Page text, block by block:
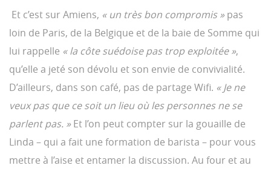
Et c’est sur Amiens, « un très bon compromis »pas
loin de Paris, de la Belgique et de la baie de Somme qui
lui rappelle « la côte suédoise pas trop exploitée »,
qu’elle a jeté son dévolu et son envie de convivialité.
D’ailleurs, dans son café, pas de partage Wifi. « Je ne
veux pas que ce soit un lieu où les personnes ne se
parlent pas. »Et l’on peut compter sur la gouaille de
Linda – qui a fait une formation de barista – pour vous
mettre à l’aise et entamer la discussion. Au four et au